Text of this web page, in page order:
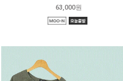
63,000원